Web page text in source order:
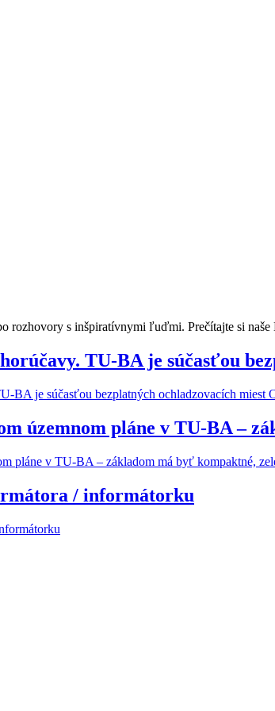
rozhovory s inšpiratívnymi ľuďmi. Prečítajte si naše
TU-BA je súčasťou
územnom pláne v TU-BA –
/ informátorku